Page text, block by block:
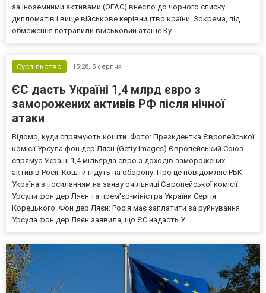
за іноземними активами (OFAC) внесло до чорного списку
дипломатів і вище військове керівництво країни. Зокрема, під
обмеження потрапили військовий аташе Ку...
Суспільство 15:28, 5 серпня
ЄС дасть Україні 1,4 млрд євро з
заморожених активів РФ після нічної
атаки
Відомо, куди спрямують кошти. Фото: Президентка Європейської
комісії Урсула фон дер Ляєн (Getty Images) Європейський Союз
спрямує Україні 1,4 мільярда євро з доходів заморожених
активів Росії. Кошти підуть на оборону. Про це повідомляє РБК-
Україна з посиланням на заяву очільниці Європейської комісії
Урсули фон дер Ляєн та прем'єр-міністра України Сергія
Корецького. Фон дер Ляєн: Росія має заплатити за руйнування
Урсула фон дер Ляєн заявила, що ЄС надасть У...